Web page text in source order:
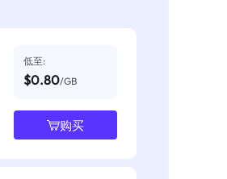
低至:
$0.80/GB
购买